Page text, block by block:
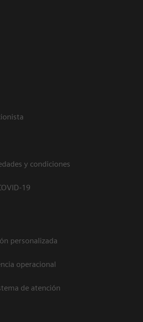
y condiciones
19
personalizada
operacional
de atención